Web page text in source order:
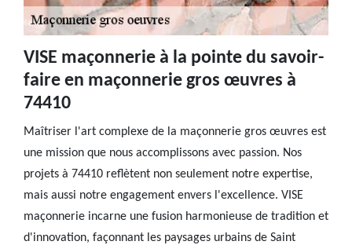
VISE maçonnerie à la pointe du savoir-
faire en maçonnerie gros œuvres à
74410
Maîtriser l'art complexe de la maçonnerie gros œuvres est
une mission que nous accomplissons avec passion. Nos
projets à 74410 reflètent non seulement notre expertise,
mais aussi notre engagement envers l'excellence. VISE
maçonnerie incarne une fusion harmonieuse de tradition et
d'innovation, façonnant les paysages urbains de Saint